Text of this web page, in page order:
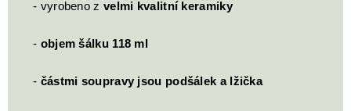
- vyrobeno z velmi kvalitní keramiky
- objem šálku 118 ml
- částmi soupravy jsou podšálek a lžička